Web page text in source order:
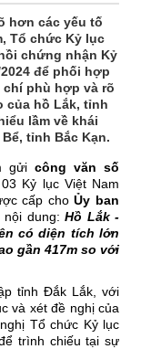
hơn các yếu tố
Tổ chức Kỷ lục
chứng nhận Kỷ
để phối hợp
phù hợp và rõ
của hồ Lắk, tỉnh
lầm về khái
tỉnh Bắc Kạn.
gửicông văn số
Kỷ lục Việt Nam
cấp choỦy ban
nội dung:Hồ Lắk -
có diện tích lớn
gần 417m so với
tỉnh Đắk Lắk, với
và xét đề nghị của
Tổ chức Kỷ lục
trình chiếu tại sự